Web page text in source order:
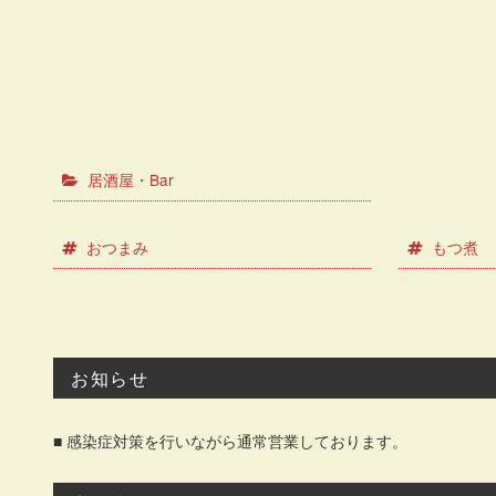
居酒屋・Bar
おつまみ もつ煮
お知らせ
■ 感染症対策を行いながら通常営業しております。